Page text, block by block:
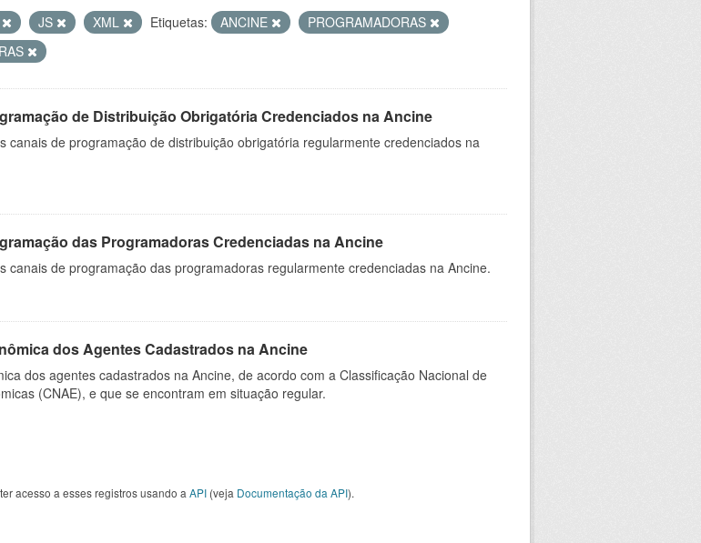
JS XML Etiquetas: ANCINE
PROGRAMADORAS
de Distribuição Obrigatória Credenciados na Ancine
canais de programação de distribuição obrigatória regularmente credenciados na
das Programadoras Credenciadas na Ancine
canais de programação das programadoras regularmente credenciadas na Ancine.
dos Agentes Cadastrados na Ancine
dos agentes cadastrados na Ancine, de acordo com a Classificação Nacional de
(CNAE), e que se encontram em situação regular.
acesso a esses registros usando a API (veja Documentação da API).